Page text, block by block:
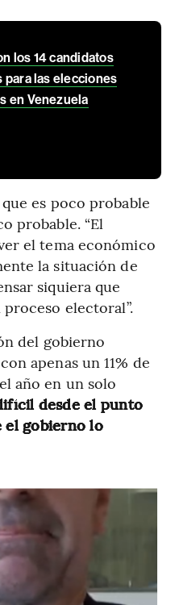
los 14 candidatos
para las elecciones
en Venezuela
es poco probable
probable. “El
el tema económico
la situación de
siquiera que
electoral”.
del gobierno
apenas un 11% de
año en un solo
desde el punto
el gobierno lo